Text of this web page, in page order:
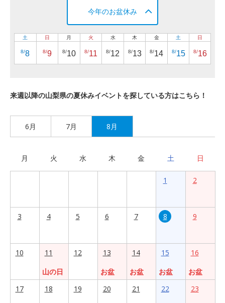
今年のお盆休み
土
8/8
日
8/9
月
8/10
火
8/11
水
8/12
木
8/13
金
8/14
土
8/15
日
8/16
来週以降の山梨県の夏休みイベントを探している方はこちら！
6月 7月 8月
月 火 水 木 金 土 日
1 2
3 4 5 6 7 8 9
10
11
山の日
12
13
お盆
14
お盆
15
お盆
16
お盆
17
18 19 20 21 22 23